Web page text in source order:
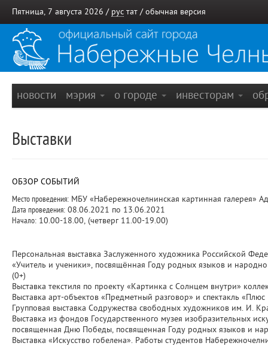
Пятница, 7 августа 2026 / рус тат / обычная версия
новости мэрия о городе инвесторам
Выставки
ОБЗОР СОБЫТИЙ
Место проведения: МБУ «Набережночелнинская картинная галерея»
Дата проведения: 08.06.2021 по 13.06.2021
Начало: 10.00-18.00, (четверг 11.00-19.00)
Персональная выставка Заслуженного художника Российской
«Учитель и ученики», посвящённая Году родных языков и
(0+)
Выставка текстиля по проекту «Картинка с Солнцем внутри»
Выставка арт-объектов «Предметный разговор» и спектакль
Групповая выставка Содружества свободных художников им. И.
Выставка из фондов Государственного музея изобразительных
посвященная Дню Победы, посвященная Году родных языков и
Выставка «Искусство гобелена». Работы студентов